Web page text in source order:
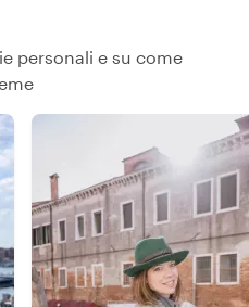
personali e su come